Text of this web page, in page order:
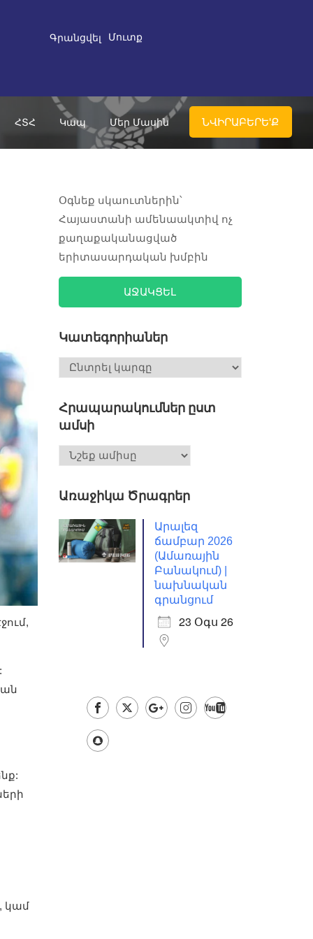
Գրանցվել Մուտք
ՀՏՀ Կապ Մեր Մասին ՆՎԻՐԱԲԵՐԵ'Ք
կամ
Օգնեք սկաուտներին՝
Հայաստանի ամենաակտիվ ոչ
քաղաքականացված
երիտասարդական խմբին
ԱՋԱԿՑԵԼ
Կատեգորիաներ
Հրապարակումներ ըստ
ամսի
Առաջիկա Ծրագրեր
Արալեզ
ճամբար 2026
(Ամառային
Բանակում) |
նախնական
գրանցում
23 Օգս 26